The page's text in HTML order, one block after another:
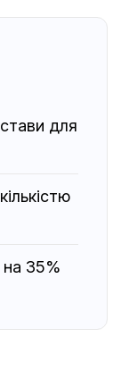
для
на 35%